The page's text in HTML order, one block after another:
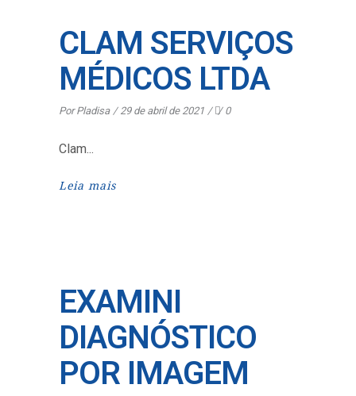
CLAM SERVIÇOS
MÉDICOS LTDA
Por Pladisa 29 de abril de 2021 0
Clam
Leia mais
EXAMINI
DIAGNÓSTICO
POR IMAGEM